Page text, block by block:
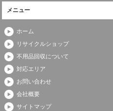
メニュー
ホーム
リサイクルショップ
不用品回収について
対応エリア
お問い合わせ
会社概要
サイトマップ